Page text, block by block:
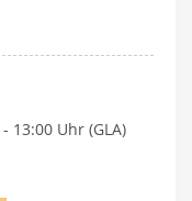
13:00 Uhr (GLA)